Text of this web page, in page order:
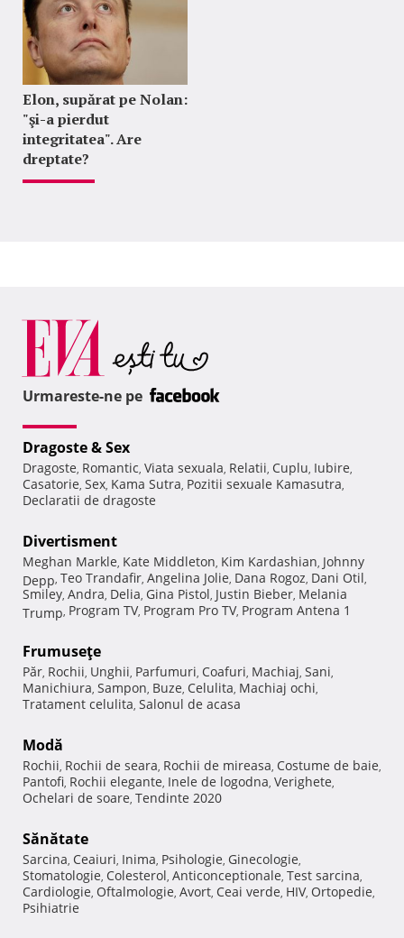
Elon, supărat pe Nolan:
"şi-a pierdut
integritatea". Are
dreptate?
Urmareste-ne pe
Dragoste & Sex
Dragoste, Romantic, Viata sexuala, Relatii, Cuplu, Iubire,
Casatorie, Sex, Kama Sutra, Pozitii sexuale Kamasutra,
Declaratii de dragoste
Divertisment
Meghan Markle, Kate Middleton, Kim Kardashian, Johnny
Depp, Teo Trandafir, Angelina Jolie, Dana Rogoz, Dani Otil,
Smiley, Andra, Delia, Gina Pistol, Justin Bieber, Melania
Trump, Program TV, Program Pro TV, Program Antena 1
Frumuseţe
Păr, Rochii, Unghii, Parfumuri, Coafuri, Machiaj, Sani,
Manichiura, Sampon, Buze, Celulita, Machiaj ochi,
Tratament celulita, Salonul de acasa
Modă
Rochii, Rochii de seara, Rochii de mireasa, Costume de baie,
Pantofi, Rochii elegante, Inele de logodna, Verighete,
Ochelari de soare, Tendinte 2020
Sănătate
Sarcina, Ceaiuri, Inima, Psihologie, Ginecologie,
Stomatologie, Colesterol, Anticonceptionale, Test sarcina,
Cardiologie, Oftalmologie, Avort, Ceai verde, HIV, Ortopedie,
Psihiatrie